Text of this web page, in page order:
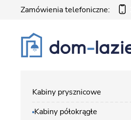
Zamówienia telefoniczne:
Kabiny prysznicowe
Kabiny półokrągłe